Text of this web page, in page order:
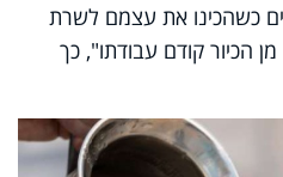
כשהכינו את עצמם לשרת
הכיור קודם עבודתו", כך